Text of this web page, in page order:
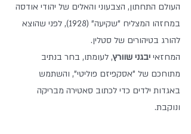
העולם התחתון, הצבעוני והאלים של יהודי אודסה
במחזהו המצליח "שקיעה" (1928), לפני שהוצא
להורג בטיהורים של סטלין.
המחזאי יבגני שוורץ, לעומתו, בחר בנתיב
מתוחכם של "אסקפיזם פוליטי", והשתמש
באגדות ילדים כדי לכתוב סאטירה מבריקה
ונוקבת.